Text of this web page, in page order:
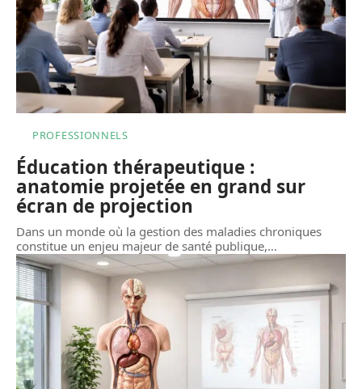
PROFESSIONNELS
Éducation thérapeutique :
anatomie projetée en grand sur
écran de projection
Dans un monde où la gestion des maladies chroniques
constitue un enjeu majeur de santé publique,…